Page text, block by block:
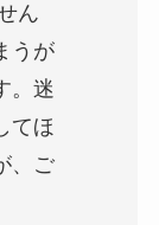
ん
うが
。迷
てほ
、ご